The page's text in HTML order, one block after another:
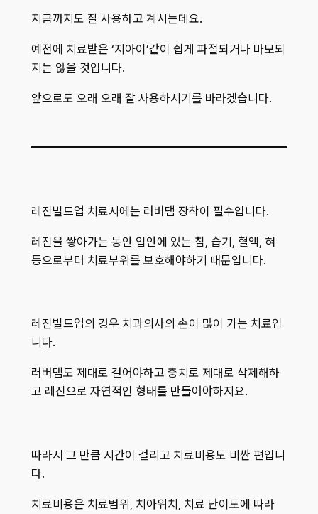
지금까지도 잘 사용하고 계시는데요.
예전에 치료받은 ‘지아이’같이 쉽게 파절되거나 마모되
지는 않을 것입니다.
앞으로도 오래 오래 잘 사용하시기를 바라겠습니다.
레진빌드업 치료시에는 러버댐 장착이 필수입니다.
레진을 쌓아가는 동안 입안에 있는 침, 습기, 혈액, 혀
등으로부터 치료부위를 보호해야하기 때문입니다.
레진빌드업의 경우 치과의사의 손이 많이 가는 치료입
니다.
러버댐도 제대로 걸어야하고 충치로 제대로 삭제해하
고 레진으로 자연적인 형태를 만들어야하지요.
따라서 그 만큼 시간이 걸리고 치료비용도 비싼 편입니
다.
치료비용은 치료범위, 치아위치, 치료 난이도에 따라